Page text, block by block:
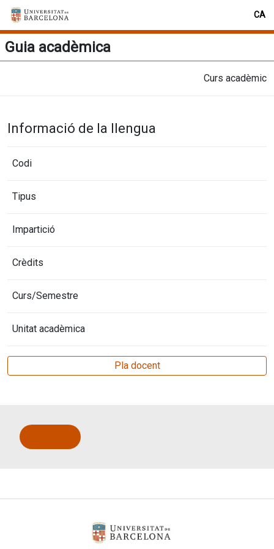
CA
Guia acadèmica
Curs acadèmic
Informació de la llengua
Codi
Tipus
Impartició
Crèdits
Curs/Semestre
Unitat acadèmica
Pla docent